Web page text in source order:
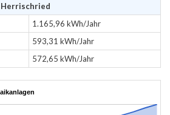
1.165,96 kWh/Jahr
593,31 kWh/Jahr
572,65 kWh/Jahr